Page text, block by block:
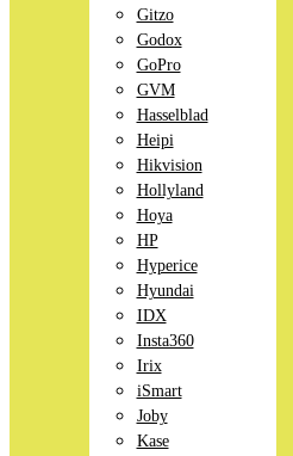
Gitzo
Godox
GoPro
GVM
Hasselblad
Heipi
Hikvision
Hollyland
Hoya
HP
Hyperice
Hyundai
IDX
Insta360
Irix
iSmart
Joby
Kase